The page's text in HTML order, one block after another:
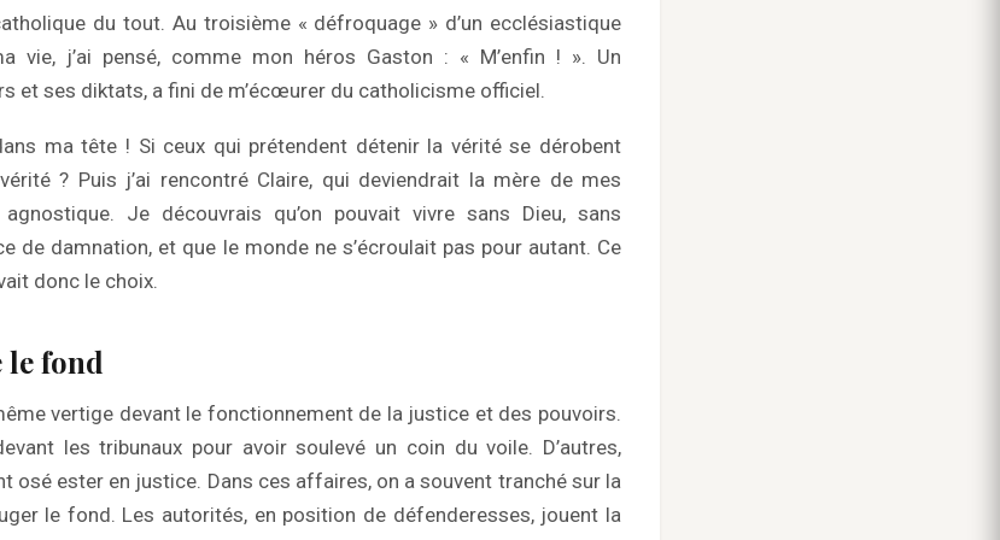
du tout. Au troisième « défroquage » d’un ecclésiastique
vie, j’ai pensé, comme mon héros Gaston : « M’enfin ! ». Un
et ses diktats, a fini de m’écœurer du catholicisme officiel.
ma tête ! Si ceux qui prétendent détenir la vérité se dérobent
? Puis j’ai rencontré Claire, qui deviendrait la mère de mes
Je découvrais qu’on pouvait vivre sans Dieu, sans
de damnation, et que le monde ne s’écroulait pas pour autant. Ce
donc le choix.
le fond
vertige devant le fonctionnement de la justice et des pouvoirs.
les tribunaux pour avoir soulevé un coin du voile. D’autres,
osé ester en justice. Dans ces affaires, on a souvent tranché sur la
le fond. Les autorités, en position de défenderesses, jouent la